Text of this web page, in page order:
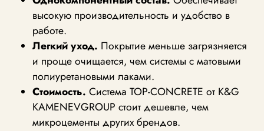
высокую производительность и удобство в
работе.
Легкий уход. Покрытие меньше загрязняется
и проще очищается, чем системы с матовыми
полиуретановыми лаками.
Стоимость. Система TOP-CONCRETE от K&G
KAMENEVGROUP стоит дешевле, чем
микроцементы других брендов.